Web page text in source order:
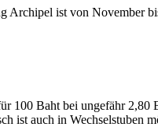
Archipel ist von November
100 Baht bei ungefähr
ist auch in Wechselstuben